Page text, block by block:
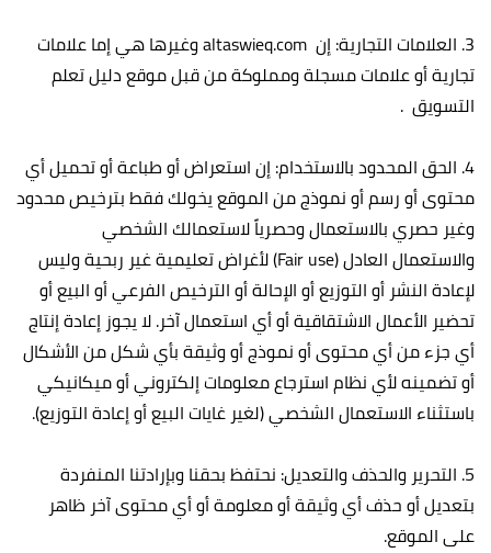
3. العلامات التجارية: إن altaswieq.com وغيرها هي إما علامات
تجارية أو علامات مسجلة ومملوكة من قبل موقع دليل تعلم
التسويق .
4. الحق المحدود بالاستخدام: إن استعراض أو طباعة أو تحميل أي
محتوى أو رسم أو نموذج من الموقع يخولك فقط بترخيص محدود
وغير حصري بالاستعمال وحصرياً لاستعمالك الشخصي
والاستعمال العادل (Fair use) لأغراض تعليمية غير ربحية وليس
لإعادة النشر أو التوزيع أو الإحالة أو الترخيص الفرعي أو البيع أو
تحضير الأعمال الاشتقاقية أو أي استعمال آخر. لا يجوز إعادة إنتاج
أي جزء من أي محتوى أو نموذج أو وثيقة بأي شكل من الأشكال
أو تضمينه لأي نظام استرجاع معلومات إلكتروني أو ميكانيكي
باستثناء الاستعمال الشخصي (لغير غايات البيع أو إعادة التوزيع).
5. التحرير والحذف والتعديل: نحتفظ بحقنا وبإرادتنا المنفردة
بتعديل أو حذف أي وثيقة أو معلومة أو أي محتوى آخر ظاهر
على الموقع.